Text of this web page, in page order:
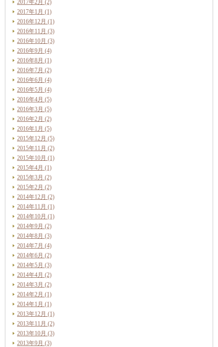
2017年2月 (2)
2017年1月 (1)
2016年12月 (1)
2016年11月 (3)
2016年10月 (3)
2016年9月 (4)
2016年8月 (1)
2016年7月 (2)
2016年6月 (4)
2016年5月 (4)
2016年4月 (5)
2016年3月 (5)
2016年2月 (2)
2016年1月 (5)
2015年12月 (5)
2015年11月 (2)
2015年10月 (1)
2015年4月 (1)
2015年3月 (2)
2015年2月 (2)
2014年12月 (2)
2014年11月 (1)
2014年10月 (1)
2014年9月 (2)
2014年8月 (3)
2014年7月 (4)
2014年6月 (2)
2014年5月 (3)
2014年4月 (2)
2014年3月 (2)
2014年2月 (1)
2014年1月 (1)
2013年12月 (1)
2013年11月 (2)
2013年10月 (3)
2013年9月 (3)